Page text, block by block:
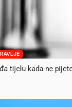
tijelu kada ne